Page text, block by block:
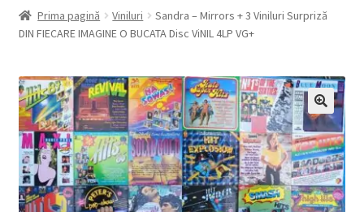
CD-uri originale
Echipamente
Listă produse
Prima pagină Viniluri
Sandra – Mirrors + 3 Viniluri Surpriză
DIN FIECARE IMAGINE O BUCATA Disc ViNIL 4LP VG+
🔍